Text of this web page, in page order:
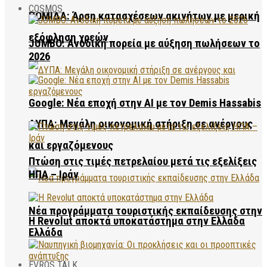
ΠΟΜΙΔΑ: Άρση κατασχέσεων ακινήτων με μερική
εξόφληση χρεών
ΔΥΠΑ: Μεγάλη οικονομική στήριξη σε ανέργους
και εργαζόμενους
Νέα προγράμματα τουριστικής εκπαίδευσης στην
Ελλάδα
EVROS TALK
COSMOS
JUMBO: Ανοδική πορεία με αύξηση πωλήσεων το
2026
Google: Νέα εποχή στην AI με τον Demis Hassabis
Πτώση στις τιμές πετρελαίου μετά τις εξελίξεις
ΗΠΑ – Ιράν
Η Revolut αποκτά υποκατάστημα στην Ελλάδα